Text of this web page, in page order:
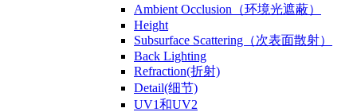
Ambient Occlusion（环境光遮蔽）
Height
Subsurface Scattering（次表面散射）
Back Lighting
Refraction(折射)
Detail(细节)
UV1和UV2